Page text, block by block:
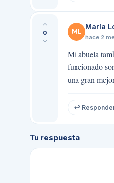
0 ML
María
hace 2
Mi abuela
funcionado
una gran
↩
Tu respuesta